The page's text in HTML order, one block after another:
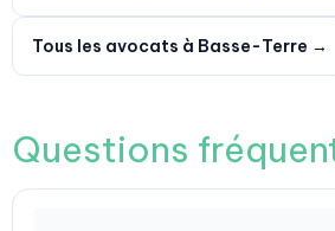
Tous les avocats à Basse-Terre →
Questions